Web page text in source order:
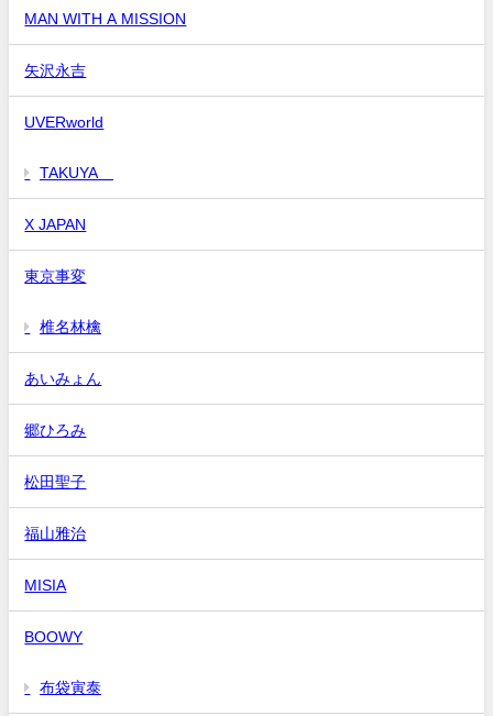
MAN WITH A MISSION
矢沢永吉
UVERworld
TAKUYA∞
X JAPAN
東京事変
椎名林檎
あいみょん
郷ひろみ
松田聖子
福山雅治
MISIA
BOOWY
布袋寅泰